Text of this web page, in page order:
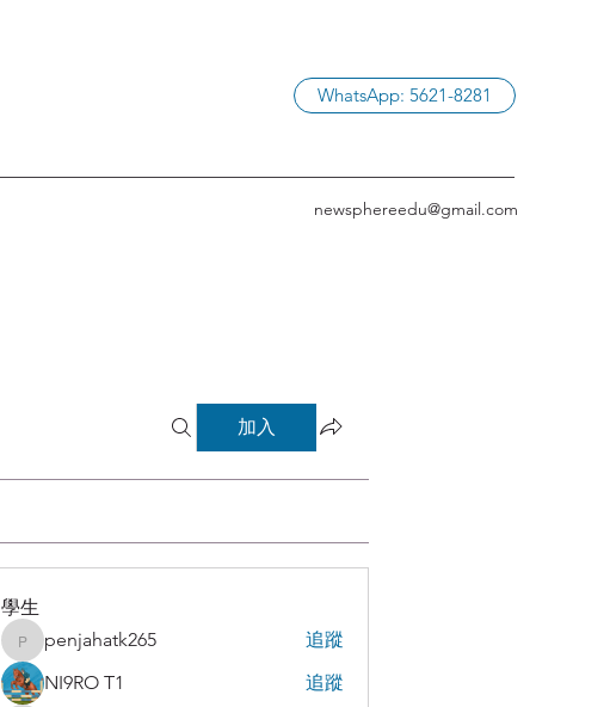
WhatsApp: 5621-8281
newsphereedu@gmail.com
加入
學生
penjahatk265
penjahatk265
追蹤
NI9RO T1
追蹤